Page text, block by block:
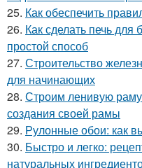
25. Как обеспечить
26. Как сделать печь
простой способ
27. Строительство
для начинающих
28. Строим ленивую раму
создания своей рамы
29. Рулонные обои: как
30. Быстро и легко:
натуральных